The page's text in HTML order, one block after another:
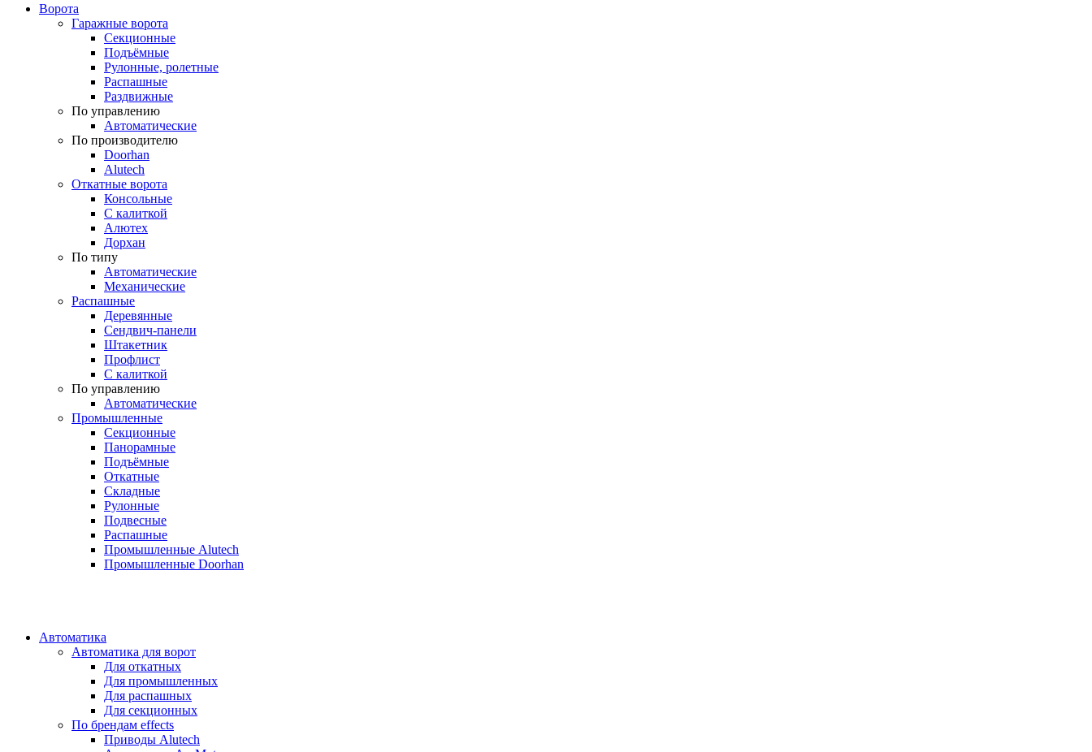
Ворота
Гаражные ворота
Секционные
Подъёмные
Рулонные, ролетные
Распашные
Раздвижные
По управлению
Автоматические
По производителю
Doorhan
Alutech
Откатные ворота
Консольные
С калиткой
Алютех
Дорхан
По типу
Автоматические
Механические
Распашные
Деревянные
Сендвич-панели
Штакетник
Профлист
С калиткой
По управлению
Автоматические
Промышленные
Секционные
Панорамные
Подъёмные
Откатные
Складные
Рулонные
Подвесные
Распашные
Промышленные Alutech
Промышленные Doorhan
Автоматика
Автоматика для ворот
Для откатных
Для промышленных
Для распашных
Для секционных
По брендам effects
Приводы Alutech